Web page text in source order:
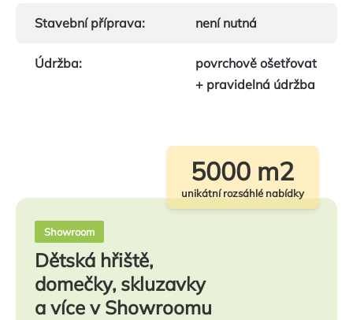
Stavební příprava: není nutná
Údržba:
povrchově ošetřovat
+ pravidelná údržba
Showroom
Dětská hřiště,
domečky, skluzavky
a více v Showroomu
5000 m2
unikátní rozsáhlé nabídky